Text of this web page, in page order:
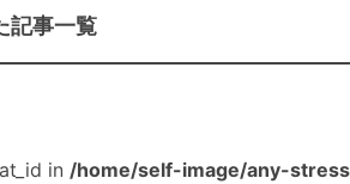
記事一覧
in/home/self-image/any-